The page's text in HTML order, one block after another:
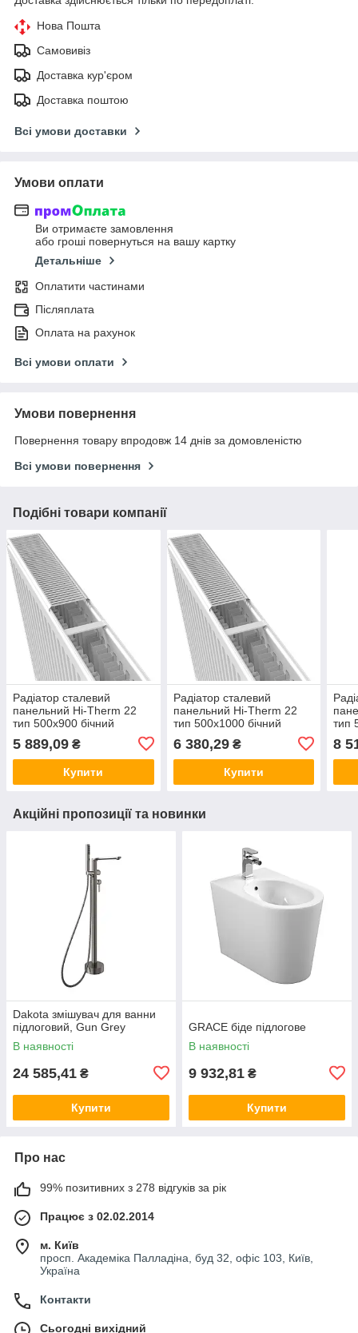
Нова Пошта
Самовивіз
Доставка кур'єром
Доставка поштою
Всі умови доставки
Умови оплати
Ви отримаєте замовлення
або гроші повернуться на вашу картку
Детальніше
Оплатити частинами
Післяплата
Оплата на рахунок
Всі умови оплати
Умови повернення
Повернення товару впродовж 14 днів за домовленістю
Всі умови повернення
Подібні товари компанії
Радіатор сталевий
панельний Hi-Therm 22
тип 500x900 бічний
5 889,09 ₴
Купити
Радіатор сталевий
панельний Hi-Therm 22
тип 500x1000 бічний
6 380,29₴
Купити
тип
8
Акційні пропозиції та новинки
Dakota змішувач для ванни
підлоговий, Gun Grey
В наявності
24 585,41 ₴
Купити
GRACE біде підлогове
В наявності
9 932,81 ₴
Купити
Про нас
99% позитивних з 278 відгуків за рік
Працює з 02.02.2014
м. Київ
просп. Академіка Палладіна, буд 32, офіс 103, Київ,
Україна
Контакти
Сьогодні вихідний